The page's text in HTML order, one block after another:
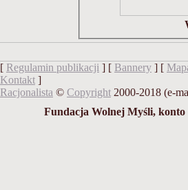
[ Regulamin publikacji ] [ Bannery ] [
Kontakt ]
Racjonalista © Copyright 2000-2018 (e-
Fundacja Wolnej Myśli, konto